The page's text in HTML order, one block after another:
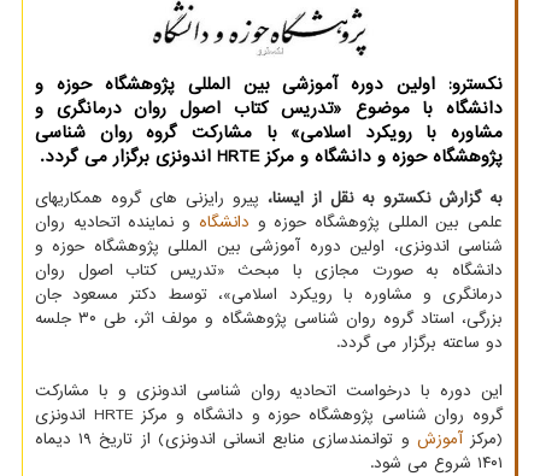
نکسترو: اولین دوره آموزشی بین المللی پژوهشگاه حوزه و
دانشگاه با موضوع «تدریس کتاب اصول روان درمانگری و
مشاوره با رویکرد اسلامی» با مشارکت گروه روان شناسی
پژوهشگاه حوزه و دانشگاه و مرکز HRTE اندونزی برگزار می گردد.
به گزارش نکسترو به نقل از ایسنا، پیرو رایزنی های گروه همکاریهای
علمی بین المللی پژوهشگاه حوزه و دانشگاه و نماینده اتحادیه روان
شناسی اندونزی، اولین دوره آموزشی بین المللی پژوهشگاه حوزه و
دانشگاه به صورت مجازی با مبحث «تدریس کتاب اصول روان
درمانگری و مشاوره با رویکرد اسلامی»، توسط دکتر مسعود جان
بزرگی، استاد گروه روان شناسی پژوهشگاه و مولف اثر، طی ۳۰ جلسه
دو ساعته برگزار می گردد.
این دوره با درخواست اتحادیه روان شناسی اندونزی و با مشارکت
گروه روان شناسی پژوهشگاه حوزه و دانشگاه و مرکز HRTE اندونزی
(مرکزآموزش
و توانمندسازی منابع انسانی اندونزی) از تاریخ ۱۹ دیماه
۱۴۰۱ شروع می شود.